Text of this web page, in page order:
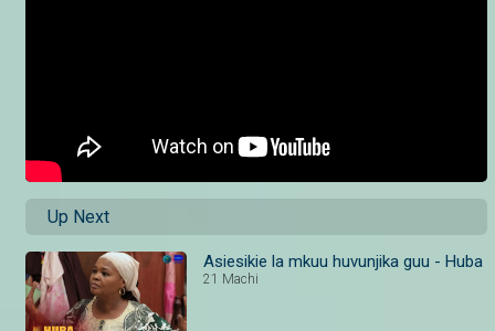
Up Next
Asiesikie la mkuu huvunjika guu - Huba
21 Machi